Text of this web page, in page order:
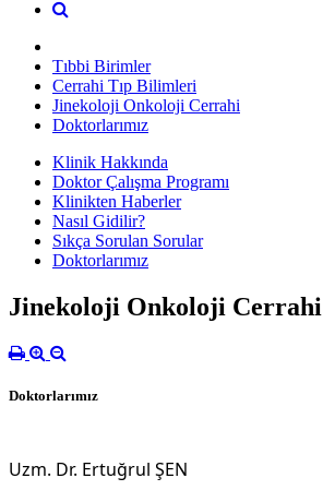
Tıbbi Birimler
Cerrahi Tıp Bilimleri
Jinekoloji Onkoloji Cerrahi
Doktorlarımız
Klinik Hakkında
Doktor Çalışma Programı
Klinikten Haberler
Nasıl Gidilir?
Sıkça Sorulan Sorular
Doktorlarımız
Jinekoloji Onkoloji Cerrahi
Doktorlarımız
Uzm. Dr. Ertuğrul ŞEN